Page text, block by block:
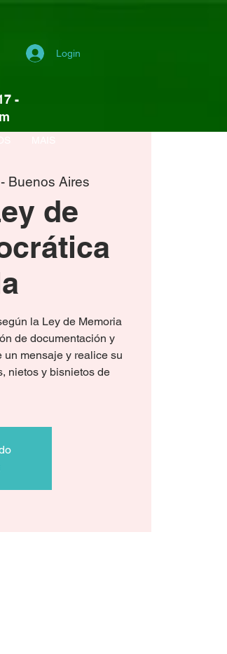
-
Login
Buenos Aires
de
la Ley de Memoria
de documentación y
un mensaje y realice su
nietos y bisnietos de